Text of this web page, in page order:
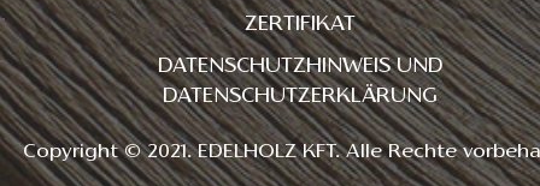
ZERTIFIKAT
DATENSCHUTZHINWEIS UND
DATENSCHUTZERKLÄRUNG
Copyright © 2021. EDELHOLZ KFT. Alle Rechte